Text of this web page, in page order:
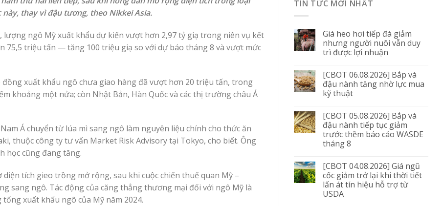
thay vì đậu tương, theo Nikkei Asia.
lượng ngô Mỹ xuất khẩu dự kiến vượt hơn 2,97 tỷ giạ trong niên vụ kết
triệu tấn — tăng 100 triệu giạ so với dự báo tháng 8 và vượt mức
đồng xuất khẩu ngô chưa giao hàng đã vượt hơn 20 triệu tấn, trong
khoảng một nửa; còn Nhật Bản, Hàn Quốc và các thị trường châu Á
Á chuyển từ lúa mì sang ngô làm nguyên liệu chính cho thức ăn
thuộc công ty tư vấn Market Risk Advisory tại Tokyo, cho biết. Ông
học cũng đang tăng.
tích gieo trồng mở rộng, sau khi cuộc chiến thuế quan Mỹ –
sang ngô. Tác động của căng thẳng thương mại đối với ngô Mỹ là
xuất khẩu ngô của Mỹ năm 2024.
TIN TỨC MỚI NHẤT
Giá heo hơi tiếp đà giảm
nhưng người nuôi vẫn duy
trì được lợi nhuận
[CBOT 06.08.2026] Bắp và
đậu nành tăng nhờ lực mua
kỹ thuật
[CBOT 05.08.2026] Bắp và
đậu nành tiếp tục giảm
trước thềm báo cáo WASDE
tháng 8
[CBOT 04.08.2026] Giá ngũ
cốc giảm trở lại khi thời tiết
lấn át tín hiệu hỗ trợ từ
USDA